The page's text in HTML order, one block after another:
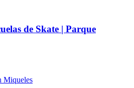
de Skate | Parque